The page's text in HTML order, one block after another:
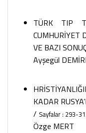
TÜRK TIP
CUMHURİYET
VE BAZI
Ayşegül
KADAR
/ Sayfalar : 293-
Özge MERT